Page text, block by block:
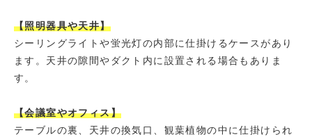
【照明器具や天井】
シーリングライトや蛍光灯の内部に仕掛けるケースがあり
ます。天井の隙間やダクト内に設置される場合もありま
す。
【会議室やオフィス】
テーブルの裏、天井の換気口、観葉植物の中に仕掛けられ